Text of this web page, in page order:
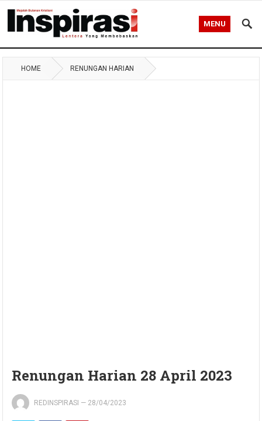
MENU
HOME RENUNGAN HARIAN
Renungan Harian 28 April 2023
REDINSPIRASI — 28/04/2023